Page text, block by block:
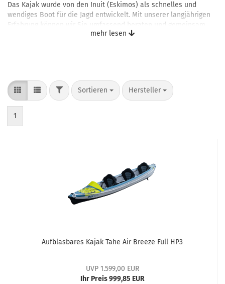
Das Kajak wurde von den Inuit (Eskimos) als schnelles und
wendiges Boot für die Jagd entwickelt. Mit unserer langjährigen
Erfahrung können wir Sie umfassend beraten und gemeinsam
das passende Boot finden. Marken wie Prijon, Tahe, Zegul,
UMFANGREICHES SORTIMENT AN KAJAKS UND
KANUS
erstklassigen Marken wie Prijon, Tahe, Zegul, Wilderness, Spinera,
Aqua Marina. Unser Shop umfasst sowohl aufblasbare als auch
feste Kajaks und Kanus. Darüber hinaus bieten wir Paddel,
Paddelbekleidung, wasserdichte Taschen sowie Transport- und
mehr lesen
Sortieren Hersteller
1
Aufblasbares Kajak Tahe Air Breeze Full HP3
UVP 1.599,00 EUR
Ihr Preis 999,85 EUR